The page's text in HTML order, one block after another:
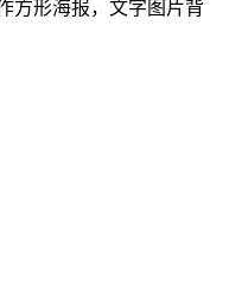
方形海报，文字图片背